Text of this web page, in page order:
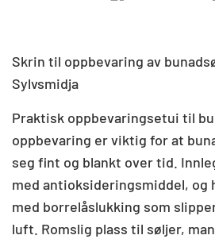
Skrin til oppbevaring av
Sylvsmidja
Praktisk oppbevaringsetui til
oppbevaring er viktig for at
seg fint og blankt over tid.
med antioksideringsmiddel, og
med borrelåslukking som
luft. Romslig plass til søljer,